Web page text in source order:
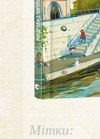
Мітки: